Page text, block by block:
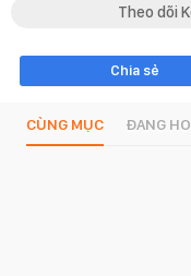
Theo dõi
Chia sẻ
CÙNG MỤC ĐANG